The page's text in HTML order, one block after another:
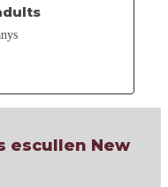
escullen New